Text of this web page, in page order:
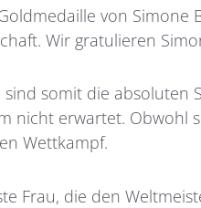
von Simone
Wir gratulieren
somit die absoluten
nicht erwartet. Obwohl
Wettkampf.
Frau, die den